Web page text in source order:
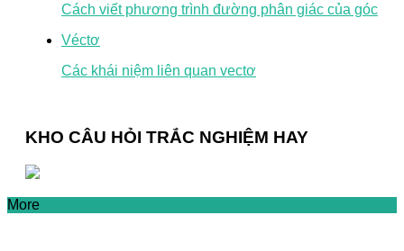
Cách viết phương trình đường phân giác của góc
Véctơ
Các khái niệm liên quan vectơ
KHO CÂU HỎI TRẮC NGHIỆM HAY
More